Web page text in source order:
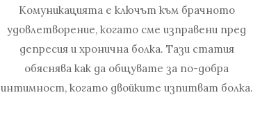
Комуникацията е ключът към брачното
удовлетворение, когато сме изправени пред
депресия и хронична болка. Тази статия
обяснява как да общувате за по-добра
интимност, когато двойките изпитват болка.